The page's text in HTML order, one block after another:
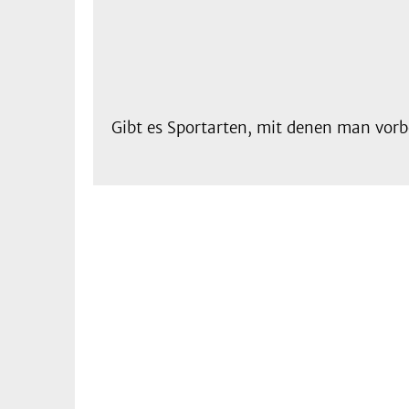
Gibt es Sportarten, mit denen man